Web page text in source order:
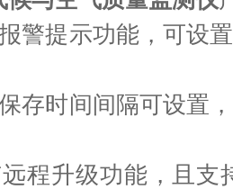
警提示功能，可设
存时间间隔可设置
程升级功能，且